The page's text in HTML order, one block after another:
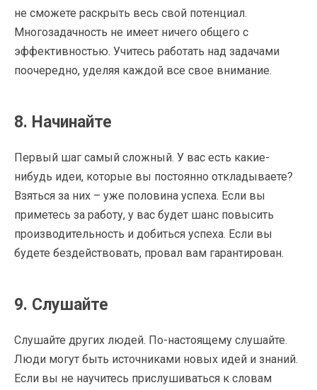
не сможете раскрыть весь свой потенциал.
Многозадачность не имеет ничего общего с
эффективностью. Учитесь работать над задачами
поочередно, уделяя каждой все свое внимание.
8. Начинайте
Первый шаг самый сложный. У вас есть какие-
нибудь идеи, которые вы постоянно откладываете?
Взяться за них – уже половина успеха. Если вы
приметесь за работу, у вас будет шанс повысить
производительность и добиться успеха. Если вы
будете бездействовать, провал вам гарантирован.
9. Слушайте
Слушайте других людей. По-настоящему слушайте.
Люди могут быть источниками новых идей и знаний.
Если вы не научитесь прислушиваться к словам